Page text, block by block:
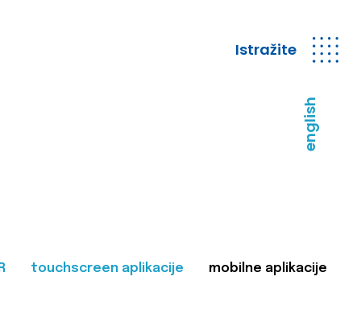
Istražite
english
touchscreen aplikacije mobilne aplikacije